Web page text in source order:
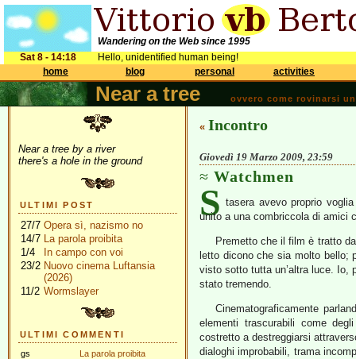
Wandering on the Web since 1995
Sat 8 - 14:18
Hello, unidentified human being!
home
blog personal activities
Near a tree ovvero come rovinarsi
Near a tree by a river
there's a hole in the ground
ULTIMI POST
27/7 Opera sì, nazismo no
14/7 La parola proibita
1/4
In campo con voi
23/2 Nuovo cinema Luftansia
(2026)
11/2 Wormslayer
ULTIMI COMMENTI
gs
La parola proibita
« Incontro
Giovedì 19 Marzo 2009, 23:59
Watchmen
S tasera avevo proprio
unito a una combriccola di amici
Premetto che il film è tratto
letto dicono che sia molto bello;
visto sotto tutta un’altra luce. Io,
stato tremendo.
Cinematograficamente
elementi trascurabili come
costretto a destreggiarsi
dialoghi improbabili, trama